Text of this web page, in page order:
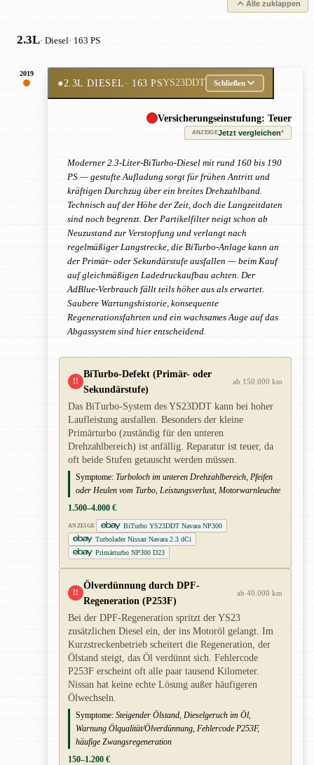
Alle zuklappen
2.3L· Diesel· 163 PS
2019
●2.3L DIESEL· 163 PSYS23DDT Schließen
Versicherungseinstufung: Teuer
ANZEIGEJetzt vergleichen*
Moderner 2.3-Liter-BiTurbo-Diesel mit rund 160 bis 190
PS — gestufte Aufladung sorgt für frühen Antritt und
kräftigen Durchzug über ein breites Drehzahlband.
Technisch auf der Höhe der Zeit, doch die Langzeitdaten
sind noch begrenzt. Der Partikelfilter neigt schon ab
Neuzustand zur Verstopfung und verlangt nach
regelmäßiger Langstrecke, die BiTurbo-Anlage kann an
der Primär- oder Sekundärstufe ausfallen — beim Kauf
auf gleichmäßigen Ladedruckaufbau achten. Der
AdBlue-Verbrauch fällt teils höher aus als erwartet.
Saubere Wartungshistorie, konsequente
Regenerationsfahrten und ein wachsames Auge auf das
Abgassystem sind hier entscheidend.
!!
BiTurbo-Defekt (Primär- oder
Sekundärstufe)
ab 150.000 km
Das BiTurbo-System des YS23DDT kann bei hoher
Laufleistung ausfallen. Besonders der kleine
Primärturbo (zuständig für den unteren
Drehzahlbereich) ist anfällig. Reparatur ist teuer, da
oft beide Stufen getauscht werden müssen.
Symptome: Turboloch im unteren Drehzahlbereich, Pfeifen
oder Heulen vom Turbo, Leistungsverlust, Motorwarnleuchte
1.500–4.000 €
ANZEIGE
BiTurbo YS23DDT Navara NP300
Turbolader Nissan Navara 2.3 dCi
Primärturbo NP300 D23
!!
Ölverdünnung durch DPF-
Regeneration (P253F)
ab 40.000 km
Bei der DPF-Regeneration spritzt der YS23
zusätzlichen Diesel ein, der ins Motoröl gelangt. Im
Kurzstreckenbetrieb scheitert die Regeneration, der
Ölstand steigt, das Öl verdünnt sich. Fehlercode
P253F erscheint oft alle paar tausend Kilometer.
Nissan hat keine echte Lösung außer häufigeren
Ölwechseln.
Symptome: Steigender Ölstand, Dieselgeruch im Öl,
Warnung Ölqualität/Ölverdünnung, Fehlercode P253F,
häufige Zwangsregeneration
150–1.200 €